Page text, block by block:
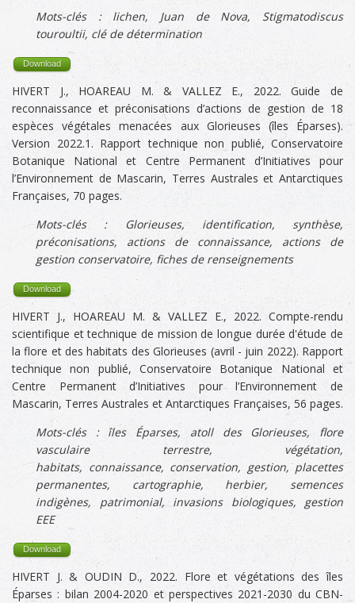
Mots-clés : lichen, Juan de Nova, Stigmatodiscus
touroultii, clé de détermination
Download
HIVERT J., HOAREAU M. & VALLEZ E., 2022. Guide de
reconnaissance et préconisations d’actions de gestion de 18
espèces végétales menacées aux Glorieuses (îles Éparses).
Version 2022.1. Rapport technique non publié, Conservatoire
Botanique National et Centre Permanent d’Initiatives pour
l’Environnement de Mascarin, Terres Australes et Antarctiques
Françaises, 70 pages.
Mots-clés :
Glorieuses, identification, synthèse,
préconisations, actions de connaissance, actions de
gestion conservatoire, fiches de renseignements
Download
HIVERT J., HOAREAU M. & VALLEZ E., 2022. Compte-rendu
scientifique et technique de mission de longue durée d'étude de
la flore et des habitats des Glorieuses (avril - juin 2022). Rapport
technique non publié, Conservatoire Botanique National et
Centre Permanent d’Initiatives pour l’Environnement de
Mascarin, Terres Australes et Antarctiques Françaises, 56 pages.
Mots-clés :
îles Éparses, atoll des Glorieuses, flore
vasculaire terrestre,
végétation,
habitats, connaissance, conservation, gestion,placettes
permanentes, cartographie, herbier, semences
indigènes, patrimonial, invasions biologiques, gestion
EEE
Download
HIVERT J. & OUDIN D., 2022. Flore et végétations des îles
Éparses : bilan 2004-2020 et perspectives 2021-2030 du CBN-